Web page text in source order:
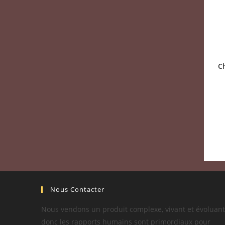
Nous Contacter
Nous vendons un produit complexe, vivant et
donc les rapports humains sont primordiaux pour